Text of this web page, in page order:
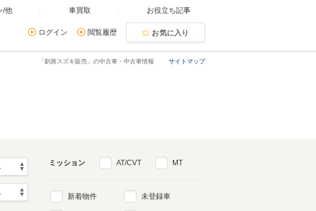
/他 車買取 お役立ち記事
ログイン 閲覧履歴 お気に入り
サイトマップ
「釧路スズキ販売」の中古車・中古車情報
ミッション AT/CVT MT
新着物件 未登録車